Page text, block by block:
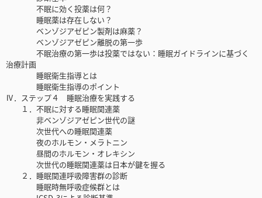
不眠に効く投薬は何？
睡眠薬は存在しない？
ベンゾジアゼピン製剤は麻薬？
ベンゾジアゼピン離脱の第一歩
不眠治療の第一歩は投薬ではない：睡眠ガイドラインに基づく
治療計画
睡眠衛生指導とは
睡眠衛生指導のポイント
Ⅳ．ステップ４ 睡眠治療を実践する
１．不眠に対する睡眠関連薬
非ベンゾジアゼピン世代の謎
次世代への睡眠関連薬
夜のホルモン・メラトニン
昼間のホルモン・オレキシン
次世代の睡眠関連薬は日本が鍵を握る
２．睡眠関連呼吸障害群の診断
睡眠時無呼吸症候群とは